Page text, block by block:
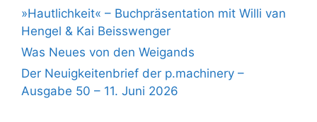
»Hautlichkeit« – Buchpräsentation mit Willi van
Hengel & Kai Beisswenger
Was Neues von den Weigands
Der Neuigkeitenbrief der p.machinery –
Ausgabe 50 – 11. Juni 2026